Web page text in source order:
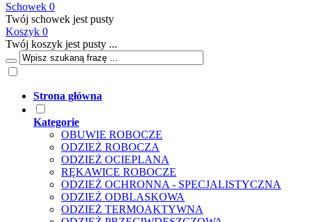
Schowek 0
Twój schowek jest pusty
Koszyk 0
Twój koszyk jest pusty ...
Strona główna
Kategorie
OBUWIE ROBOCZE
ODZIEŻ ROBOCZA
ODZIEŻ OCIEPLANA
RĘKAWICE ROBOCZE
ODZIEŻ OCHRONNA - SPECJALISTYCZNA
ODZIEŻ ODBLASKOWA
ODZIEŻ TERMOAKTYWNA